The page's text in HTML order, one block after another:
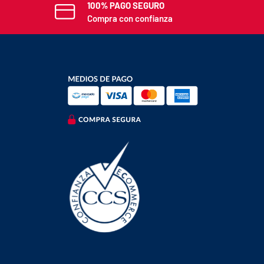
100% PAGO SEGURO
Compra con confianza